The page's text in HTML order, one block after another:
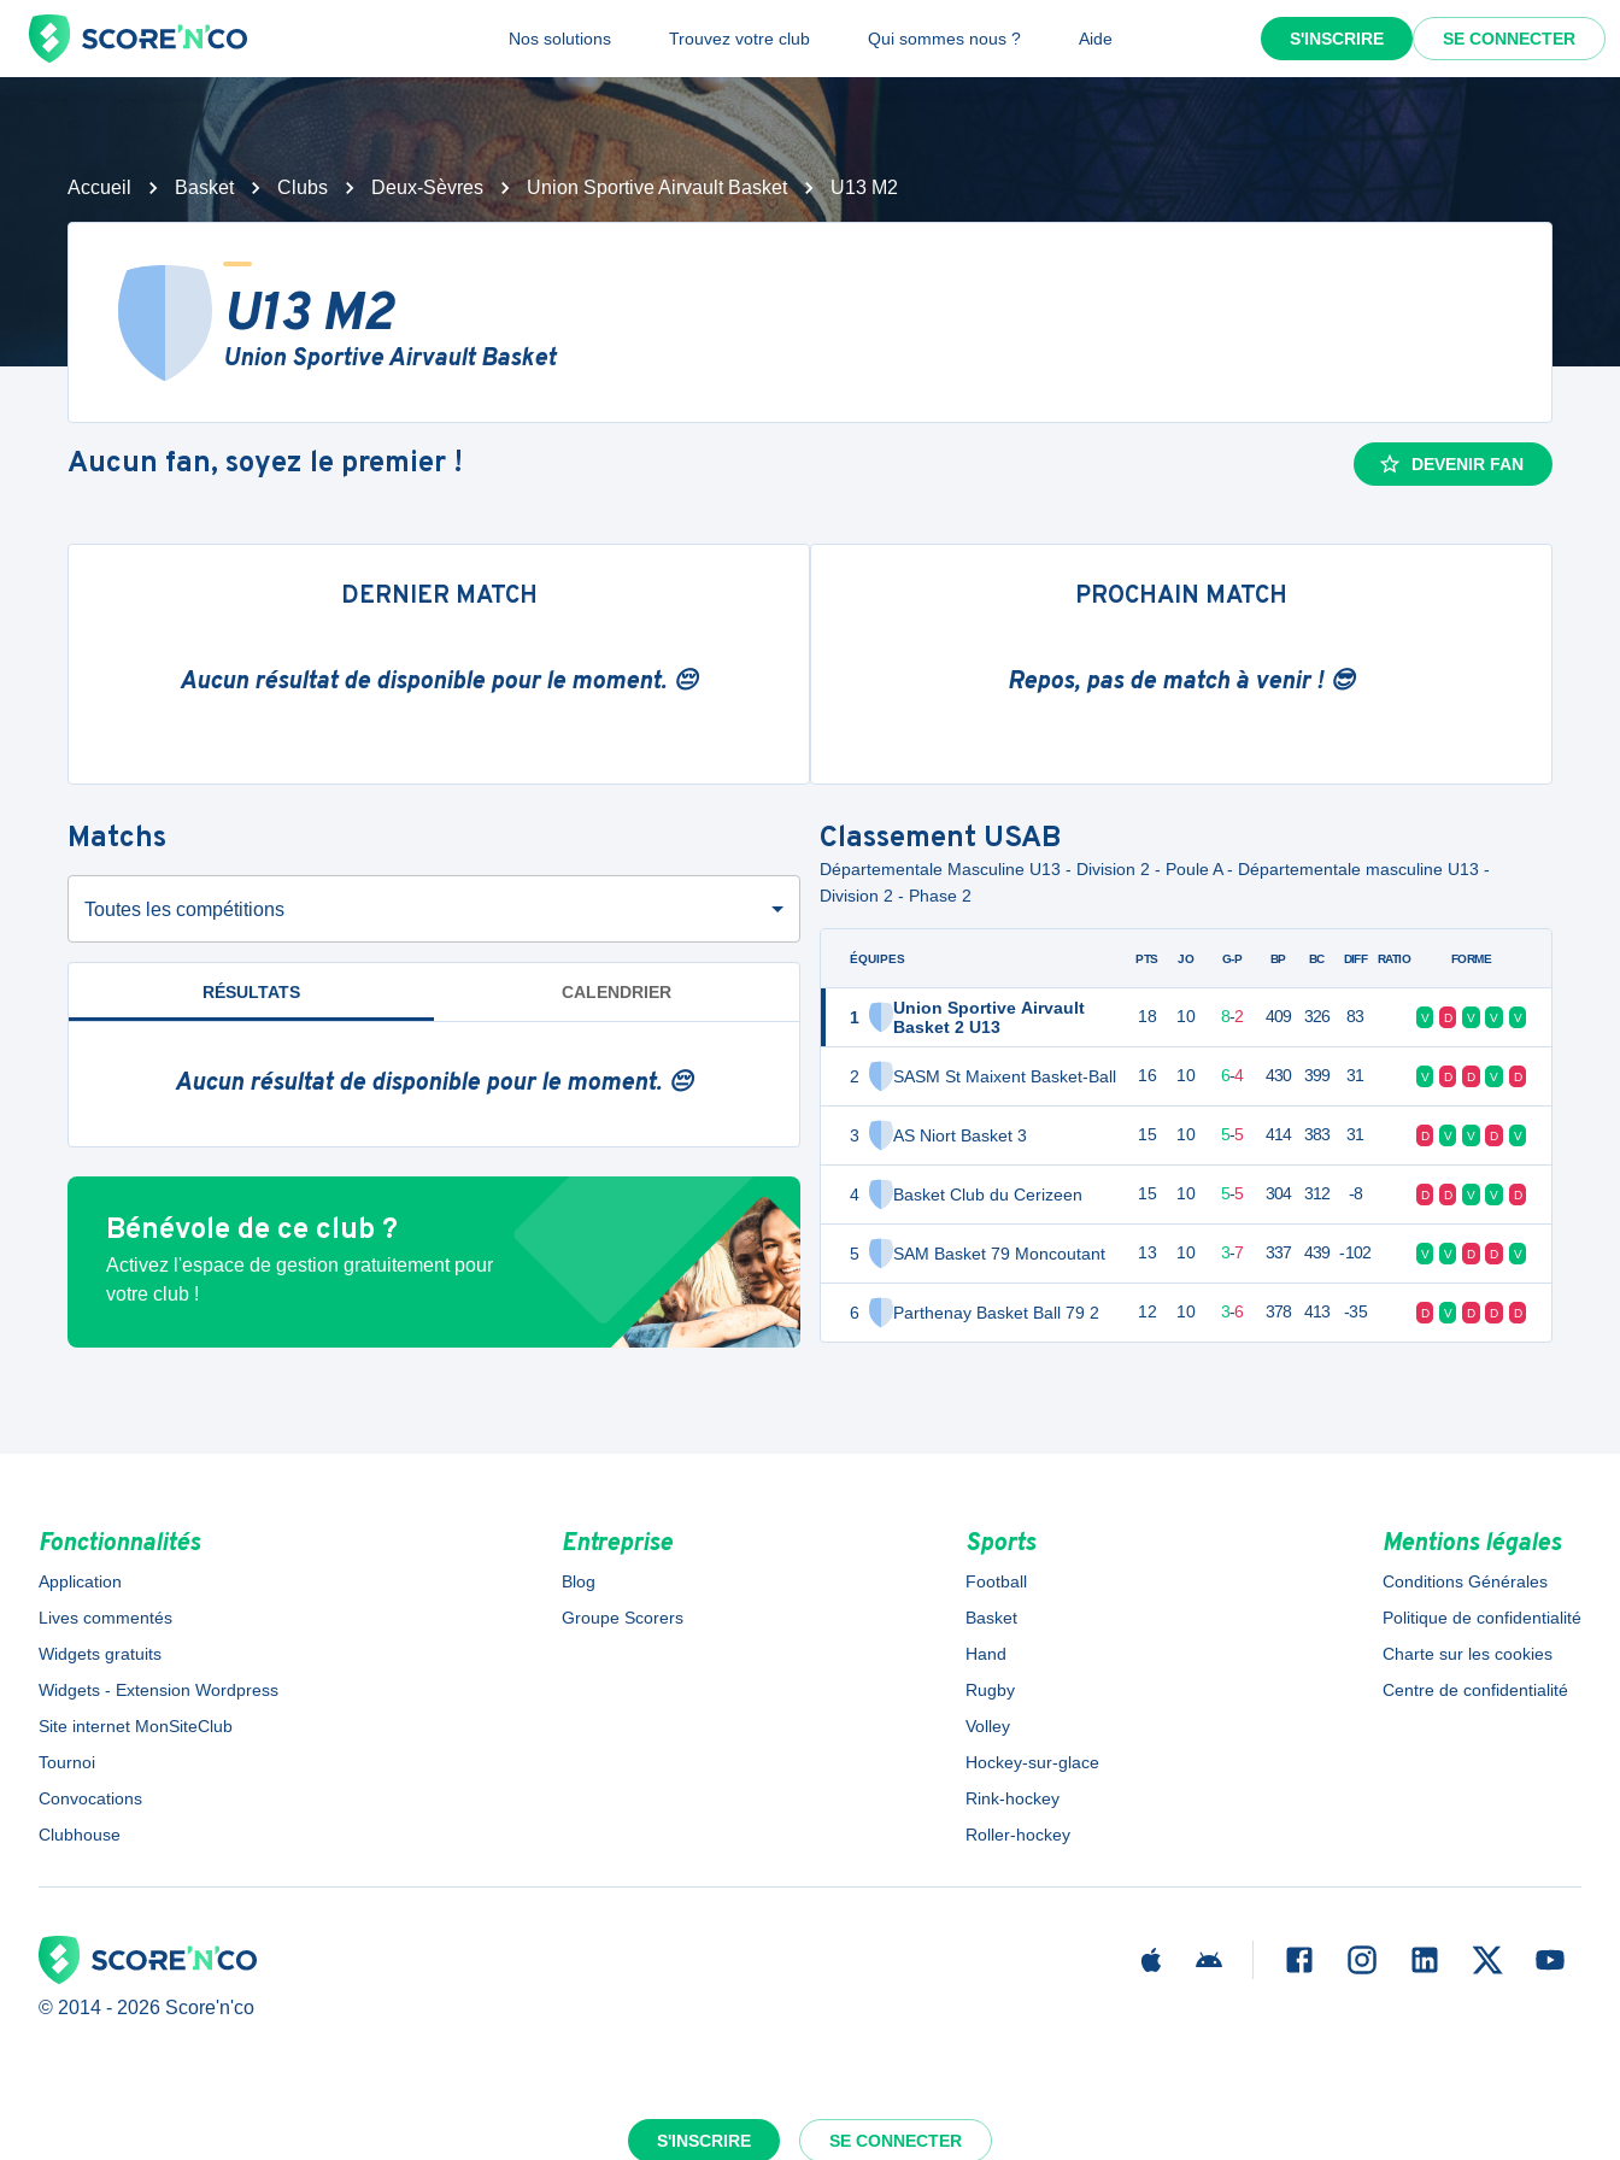
Nos solutions Trouvez votre club Qui sommes nous ? Aide S'INSCRIRE SE CONNECTER
S'INSCRIRE SE CONNECTER
Accueil Basket Clubs Deux-Sèvres Union Sportive Airvault Basket U13 M2
U13 M2
Union Sportive Airvault Basket
Aucun fan, soyez le premier ! DEVENIR FAN
DERNIER MATCH
Aucun résultat de disponible pour le moment. 😔
PROCHAIN MATCH
Repos, pas de match à venir ! 😎
Matchs
Toutes les compétitions
RÉSULTATS CALENDRIER
Aucun résultat de disponible pour le moment. 😔
Bénévole de ce club ?
Activez l'espace de gestion gratuitement pour
votre club !
Classement USAB
Départementale Masculine U13 - Division 2 - Poule A - Départementale masculine U13 -
Division 2 - Phase 2
ÉQUIPES
1
Union Sportive Airvault
Basket 2 U13
2 SASM St Maixent Basket-Ball
3 AS Niort Basket 3
4 Basket Club du Cerizeen
5 SAM Basket 79 Moncoutant
6 Parthenay Basket Ball 79 2
PTS JO G-P BP BC DIFF RATIO FORME
18 10 8-2 409 326 83 V D V V V
16 10 6-4 430 399 31 V D D V D
15 10 5-5 414 383 31 D V V D V
15 10 5-5 304 312 -8 D D V V D
13 10 3-7 337 439 -102 V V D D V
12 10 3-6 378 413 -35 D V D D D
Fonctionnalités
Application
Lives commentés
Widgets gratuits
Widgets - Extension Wordpress
Site internet MonSiteClub
Tournoi
Convocations
Clubhouse
Entreprise
Blog
Groupe Scorers
Sports
Football
Basket
Hand
Rugby
Volley
Hockey-sur-glace
Rink-hockey
Roller-hockey
Mentions légales
Conditions Générales
Politique de confidentialité
Charte sur les cookies
Centre de confidentialité
© 2014 - 2026 Score'n'co